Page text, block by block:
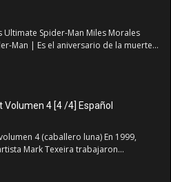
Ultimate Spider-Man Miles Morales
Man | Es el aniversario de la muerte...
Volumen 4 [4 /4] Español
4 (caballero luna) En 1999,
Mark Texeira trabajaron...